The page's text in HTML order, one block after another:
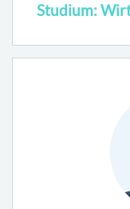
Studium: